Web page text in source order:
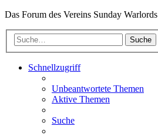
Das Forum des Vereins Sunday Warlords
Suche
Schnellzugriff
Unbeantwortete Themen
Aktive Themen
Suche